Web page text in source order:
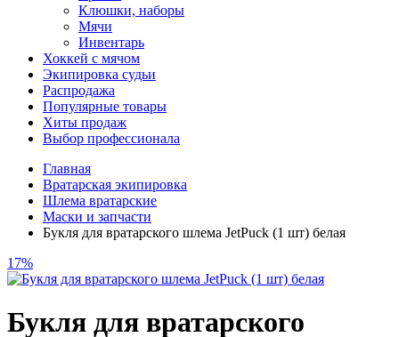
Клюшки, наборы
Мячи
Инвентарь
Хоккей с мячом
Экипировка судьи
Распродажа
Популярные товары
Хиты продаж
Выбор профессионала
Главная
Вратарская экипировка
Шлема вратарские
Маски и запчасти
Букля для вратарского шлема JetPuck (1 шт) белая
17%
Букля для вратарского